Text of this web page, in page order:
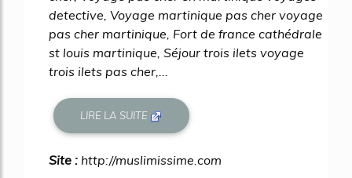
detective, Voyage martinique pas cher voyage
pas cher martinique, Fort de france cathédrale
st louis martinique, Séjour trois ilets voyage
trois ilets pas cher,...
LIRE LA SUITE
Site : http://muslimissime.com